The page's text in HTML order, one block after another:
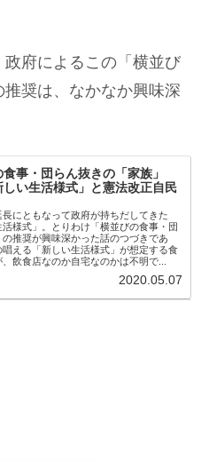
府によるこの「横並び
奨は、なかなか興味深
事・団らん抜きの「家族」
い生活様式」と憲法改正自民
長にともなって政府が持ちだしてきた
活様式」。とりわけ「横並びの食事・団
の推奨が興味深かった話のつづきであ
唱える「新しい生活様式」が想定する食
飲食店なのか自宅なのかは不明で...
2020.05.07